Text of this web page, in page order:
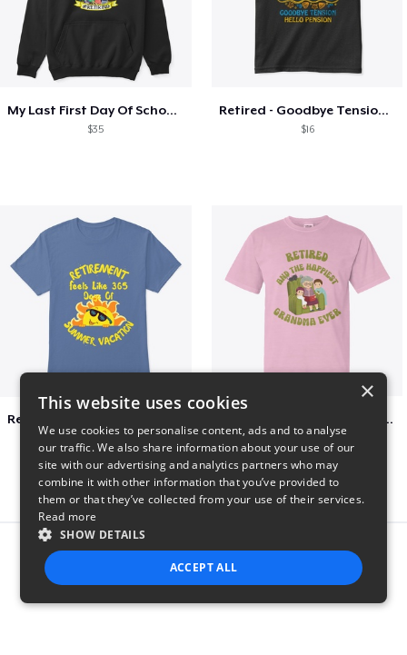
My Last First Day Of School Retiring
$35
Retired - Goodbye Tension Hello Pension
$16
$23
Retired and the happiest grandma ever
$22
Report this product
×
This website uses cookies
We use cookies to personalise content, ads and to analyse
our traffic. We also share information about your use of our
site with our advertising and analytics partners who may
combine it with other information that you’ve provided to
them or that they’ve collected from your use of their services.
Read more
SHOW DETAILS
ACCEPT ALL
STRICTLY NECESSARY PERFORMANCE